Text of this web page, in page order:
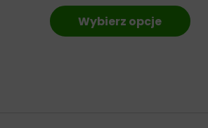
Wybierz opcje